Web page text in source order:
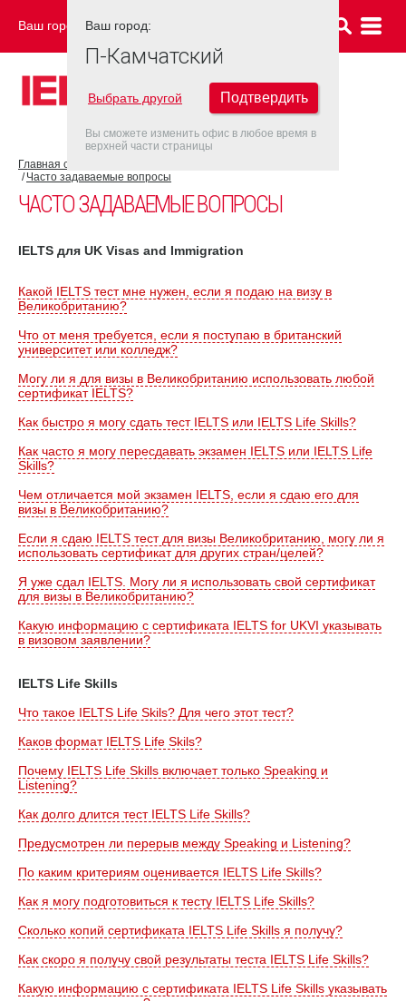
Ваш город: П-КАМЧАТСКИЙ
Главная страница
Часто задаваемые вопросы
ЧАСТО ЗАДАВАЕМЫЕ ВОПРОСЫ
IELTS для UK Visas and Immigration
Какой IELTS тест мне нужен, если я подаю на визу в
Великобританию?
Что от меня требуется, если я поступаю в британский
университет или колледж?
Могу ли я для визы в Великобританию использовать любой
сертификат IELTS?
Как быстро я могу сдать тест IELTS или IELTS Life Skills?
Как часто я могу пересдавать экзамен IELTS или IELTS Life
Skills?
Чем отличается мой экзамен IELTS, если я сдаю его для
визы в Великобританию?
Если я сдаю IELTS тест для визы Великобританию, могу ли я
использовать сертификат для других стран/целей?
Я уже сдал IELTS. Могу ли я использовать свой сертификат
для визы в Великобританию?
Какую информацию с сертификата IELTS for UKVI указывать
в визовом заявлении?
IELTS Life Skills
Что такое IELTS Life Skils? Для чего этот тест?
Каков формат IELTS Life Skils?
Почему IELTS Life Skills включает только Speaking и
Listening?
Как долго длится тест IELTS Life Skills?
Предусмотрен ли перерыв между Speaking и Listening?
По каким критериям оценивается IELTS Life Skills?
Как я могу подготовиться к тесту IELTS Life Skills?
Сколько копий сертификата IELTS Life Skills я получу?
Как скоро я получу свой результаты теста IELTS Life Skills?
Какую информацию с сертификата IELTS Life Skills указывать
Ваш город:
П-Камчатский
Выбрать другой Подтвердить
Вы сможете изменить офис в любое время в
верхней части страницы